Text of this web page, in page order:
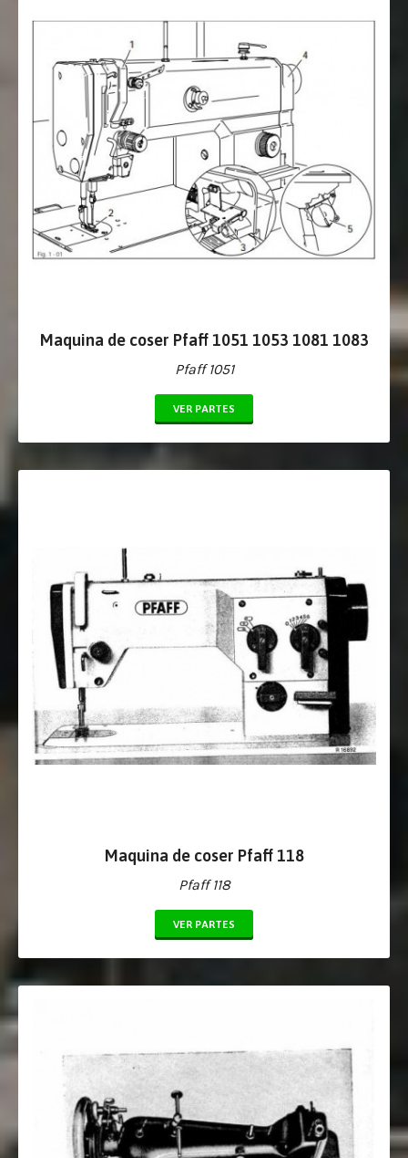
Maquina de coser Pfaff 1051 1053 1081 1083
Pfaff 1051
VER PARTES
Maquina de coser Pfaff 118
Pfaff 118
VER PARTES